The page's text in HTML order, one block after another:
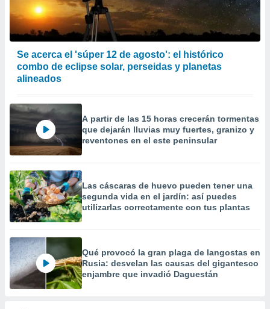
Se acerca el 'súper 12 de agosto': el histórico
combo de eclipse solar, perseidas y planetas
alineados
A partir de las 15 horas crecerán tormentas
que dejarán lluvias muy fuertes, granizo y
reventones en el este peninsular
Las cáscaras de huevo pueden tener una
segunda vida en el jardín: así puedes
utilizarlas correctamente con tus plantas
Qué provocó la gran plaga de langostas en
Rusia: desvelan las causas del gigantesco
enjambre que invadió Daguestán